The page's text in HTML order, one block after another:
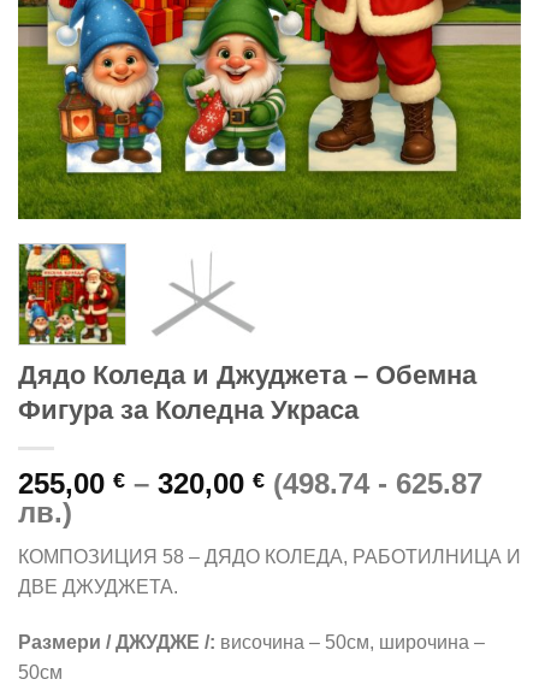
Дядо Коледа и Джуджета – Обемна
Фигура за Коледна Украса
255,00 € – 320,00 €Price
range:
through
(498.74 - 625.87
лв.)
КОМПОЗИЦИЯ 58 – ДЯДО КОЛЕДА, РАБОТИЛНИЦА И
ДВЕ ДЖУДЖЕТА.
Размери / ДЖУДЖЕ /: височина – 50см, широчина –
50см